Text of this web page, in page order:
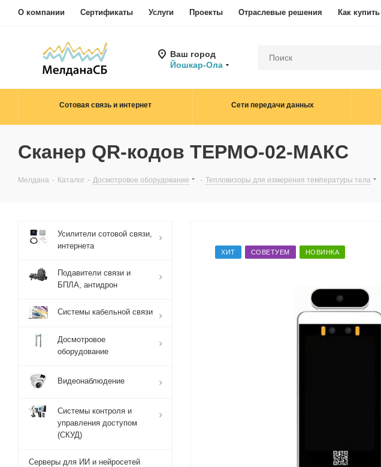
О компании Сертификаты Услуги Проекты Отраслевые решения Как купить
Ваш город
Йошкар-Ола
Сотовая связь и интернет Сети передачи данных
Сканер QR-кодов ТЕРМО-02-МАКС
Мелдана - Каталог - Досмотровое оборудование - Тепловизоры для измерения температуры тела
ХИТ СОВЕТУЕМ НОВИНКА
Усилители сотовой связи,
интернета
Подавители связи и
БПЛА, антидрон
Системы кабельной связи
Досмотровое
оборудование
Видеонаблюдение
Системы контроля и
управления доступом
(СКУД)
Серверы для ИИ и нейросетей